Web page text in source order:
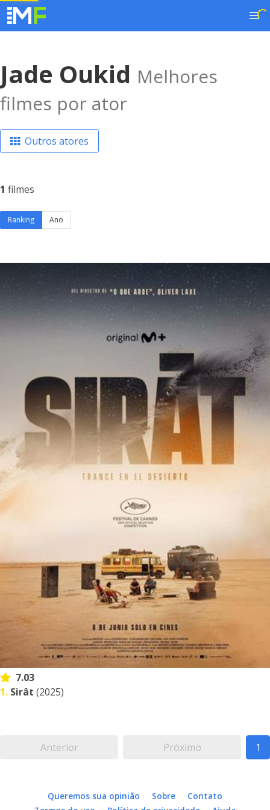
Jade Oukid Melhores
filmes por ator
Outros atores
1 filmes
Ranking Ano
7.03
1. Sirât (2025)
Anterior Próximo 1
Queremos sua opinião Sobre
Contato